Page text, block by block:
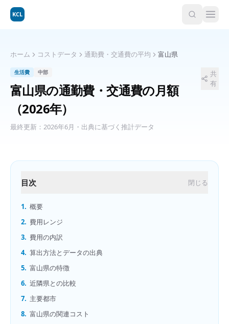
KCL
ホーム コストデータ 通勤費・交通費の平均 富山県
生活費 中部
富山県の通勤費・交通費の月額
（2026年）
最終更新： 2026年6月 ・出典に基づく推計データ
共
有
目次 閉じる
1. 概要
2. 費用レンジ
3. 費用の内訳
4. 算出方法とデータの出典
5. 富山県の特徴
6. 近隣県との比較
7. 主要都市
8. 富山県の関連コスト